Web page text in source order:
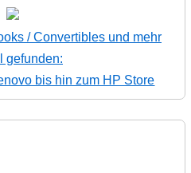
/ Convertibles und mehr
gefunden:
bis hin zum HP Store